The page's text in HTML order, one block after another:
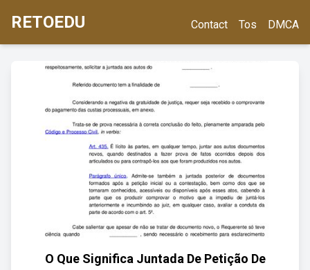
RETOEDU Contact Tos DMCA
O Que Significa Juntada De Petição De